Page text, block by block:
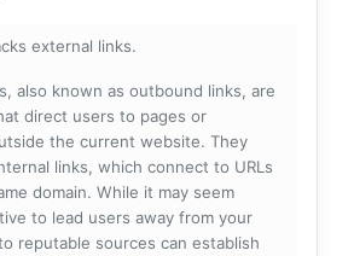
external links.
also known as outbound links, are
direct users to pages or
the current website. They
links, which connect to URLs
domain. While it may seem
to lead users away from your
reputable sources can establish